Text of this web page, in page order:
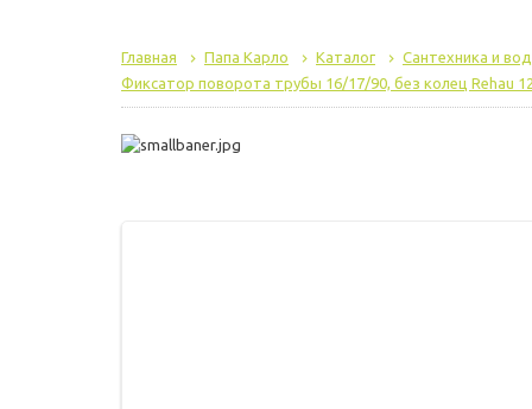
Главная Папа Карло Каталог Сантехника и
Фиксатор поворота трубы 16/17/90, без колец Rehau